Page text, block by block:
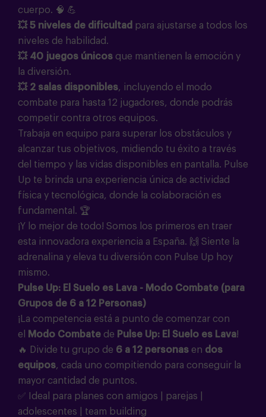
cuerpo. 🧠 💪
💥5 niveles de dificultad para ajustarse a todos los
niveles de habilidad.
💥 40 juegos únicos que mantienen la emoción y
la diversión.
💥 2 salas disponibles, incluyendo el
modo
combate para hasta 12 jugadores, donde podrás
competir contra otros equipos.
Trabaja en equipo para superar los obstáculos y
alcanzar tus objetivos, midiendo tu éxito a través
del tiempo y las vidas disponibles en pantalla. Pulse
Up te brinda una experiencia única de actividad
física y tecnológica, donde la colaboración es
fundamental. 🏆
¡Y lo mejor de todo! Somos los primeros en traer
esta innovadora experiencia a España. 🙌 Siente la
adrenalina y eleva tu diversión con Pulse Up hoy
mismo.
Pulse Up: El Suelo es Lava - Modo Combate (para
Grupos de 6 a 12 Personas)
¡La competencia está a punto de comenzar con
el
Modo Combate de Pulse Up: El Suelo es Lava!
🔥 Divide tu grupo de 6 a 12 personas en dos
equipos, cada uno compitiendo para conseguir la
mayor cantidad de puntos.
✅ Ideal para planes con amigos | parejas |
adolescentes | team building